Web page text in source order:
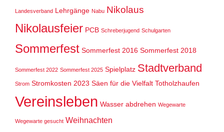
Landesverband Lehrgänge Nabu Nikolaus
Nikolausfeier PCB Schreberjugend Schulgarten
Sommerfest Sommerfest 2016 Sommerfest 2018
Sommerfest 2022 Sommerfest 2025 Spielplatz Stadtverband
Strom Stromkosten 2023 Säen für die Vielfalt Totholzhaufen
Vereinsleben Wasser abdrehen Wegewarte
Wegewarte gesucht Weihnachten